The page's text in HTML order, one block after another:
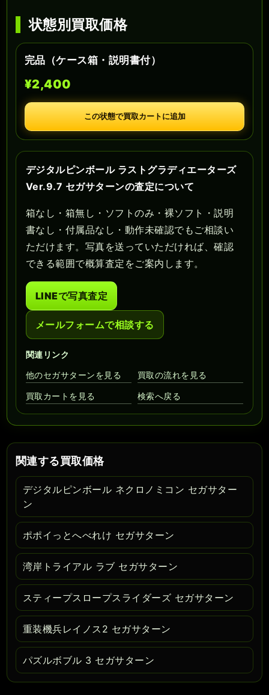
状態別買取価格
完品（ケース箱・説明書付）
¥2,400
この状態で買取カートに追加
デジタルピンボール ラストグラディエーターズ
Ver.9.7 セガサターンの査定について
箱なし・箱無し・ソフトのみ・裸ソフト・説明
書なし・付属品なし・動作未確認でもご相談い
ただけます。写真を送っていただければ、確認
できる範囲で概算査定をご案内します。
LINEで写真査定
メールフォームで相談する
関連リンク
他のセガサターンを見る
買取の流れを見る
買取カートを見る 検索へ戻る
関連する買取価格
デジタルピンボール ネクロノミコン セガサター
ン
ポポイっとへべれけ セガサターン
湾岸トライアル ラブ セガサターン
スティープスロープスライダーズ セガサターン
重装機兵レイノス2 セガサターン
パズルボブル 3 セガサターン